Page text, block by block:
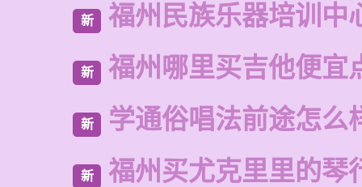
新 福州民族乐器培训中
新 福州哪里买吉他便宜
新 学通俗唱法前途怎么
新 福州买尤克里里的琴